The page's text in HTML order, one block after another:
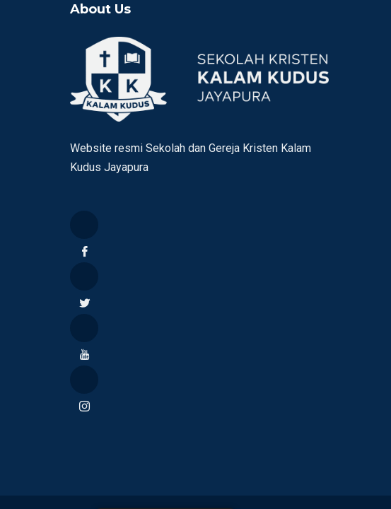
About Us
Website resmi Sekolah dan Gereja Kristen Kalam
Kudus Jayapura